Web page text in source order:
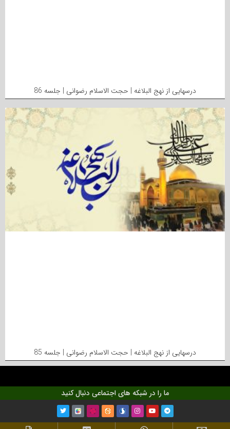
درسهایی از نهج البلاغه | حجت الاسلام رضوانی | جلسه 86
درسهایی از نهج البلاغه | حجت الاسلام رضوانی | جلسه 85
ما را در شبکه های اجتماعی دنبال کنید